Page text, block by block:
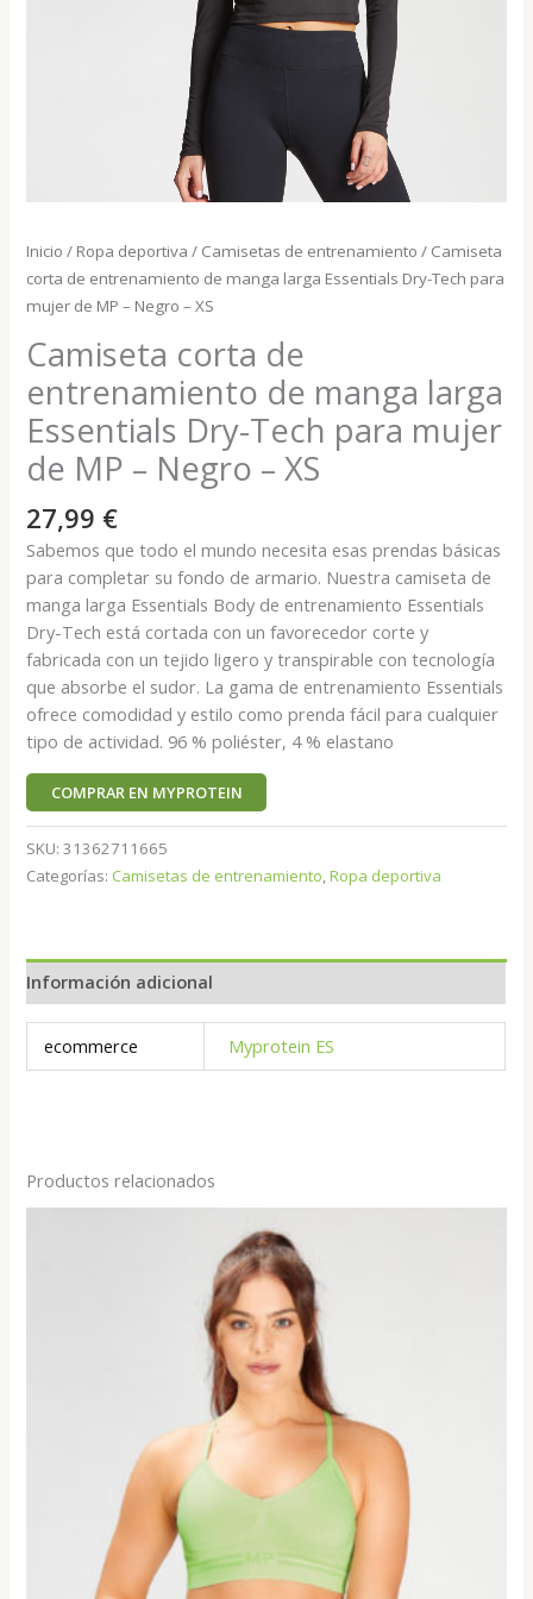
Inicio / Ropa deportiva / Camisetas de entrenamiento / Camiseta
corta de entrenamiento de manga larga Essentials Dry-Tech para
mujer de MP – Negro – XS
Camiseta corta de
entrenamiento de manga larga
Essentials Dry-Tech para mujer
de MP – Negro – XS
27,99 €
Sabemos que todo el mundo necesita esas prendas básicas
para completar su fondo de armario. Nuestra camiseta de
manga larga Essentials Body de entrenamiento Essentials
Dry-Tech está cortada con un favorecedor corte y
fabricada con un tejido ligero y transpirable con tecnología
que absorbe el sudor. La gama de entrenamiento Essentials
ofrece comodidad y estilo como prenda fácil para cualquier
tipo de actividad. 96 % poliéster, 4 % elastano
COMPRAR EN MYPROTEIN
SKU:31362711665
Categorías: Camisetas de entrenamiento,Ropa deportiva
Información adicional
ecommerce Myprotein ES
Productos relacionados